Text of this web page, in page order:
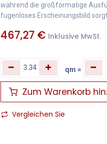
während die großformatige
fugenloses Erscheinungsbild
467,27 € Inklusive MwSt.
qm =
Zum Warenkorb
Vergleichen Sie